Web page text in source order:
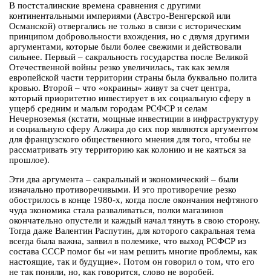
В постсталинские времена сравнения с другими
континентальными империями (Австро-Венгерской или
Османской) отвергались не только в связи с историческим
принципом добровольности вхождения, но с двумя другими
аргументами, которые были более свежими и действовали
сильнее. Первый – сакральность государства после Великой
Отечественной войны резко увеличилась, так как земля
европейской части территории страны была буквально полита
кровью. Второй – что «окраины» живут за счет центра,
который приоритетно инвестирует в их социальную сферу в
ущерб средним и малым городам РСФСР и селам
Нечерноземья (кстати, мощные инвестиции в инфраструктуру
и социальную сферу Алжира до сих пор являются аргументом
для французского общественного мнения для того, чтобы не
рассматривать эту территорию как колонию и не каяться за
прошлое).
Эти два аргумента – сакральный и экономический – были
изначально противоречивыми. И это противоречие резко
обострилось в конце 1980-х, когда после окончания нефтяного
чуда экономика стала разваливаться, полки магазинов
окончательно опустели и каждый начал тянуть в свою сторону.
Тогда даже Валентин Распутин, для которого сакральная тема
всегда была важна, заявил в полемике, что выход РСФСР из
состава СССР помог бы «и нам решить многие проблемы, как
настоящие, так и будущие». Потом он говорил о том, что его
не так поняли, но, как говорится, слово не воробей.